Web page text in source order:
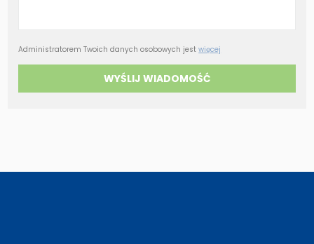
Administratorem Twoich danych osobowych jestwięcej